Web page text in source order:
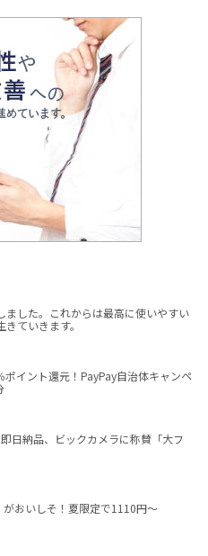
ました。これからは最高に使いやすい
ていきます。
ポイント還元！PayPay自治体キャンペ
日納品、ビックカメラに称賛「大フ
がおいしそ！夏限定で1110円～